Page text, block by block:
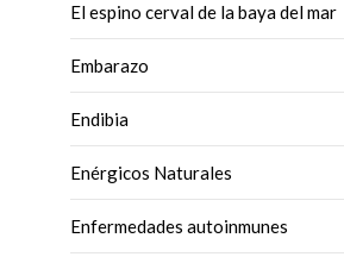
El espino cerval de la baya del mar
Embarazo
Endibia
Enérgicos Naturales
Enfermedades autoinmunes